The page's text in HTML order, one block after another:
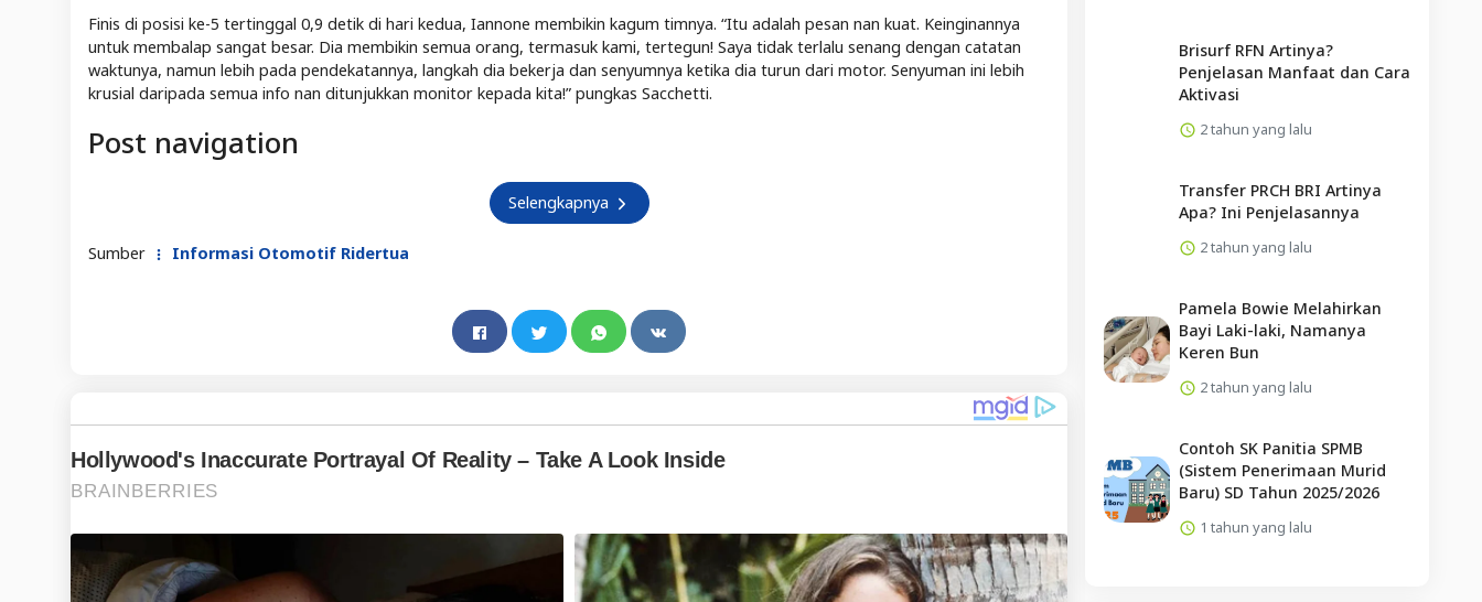
Finis di posisi ke-5 tertinggal 0,9 detik di hari kedua, Iannone membikin kagum timnya. “Itu adalah pesan nan kuat. Keinginannya
untuk membalap sangat besar. Dia membikin semua orang, termasuk kami, tertegun! Saya tidak terlalu senang dengan catatan
waktunya, namun lebih pada pendekatannya, langkah dia bekerja dan senyumnya ketika dia turun dari motor. Senyuman ini lebih
krusial daripada semua info nan ditunjukkan monitor kepada kita!” pungkas Sacchetti.
Post navigation
Selengkapnya
Sumber Informasi Otomotif Ridertua
Brisurf RFN Artinya?
Penjelasan Manfaat dan Cara
Aktivasi
2 tahun yang lalu
Transfer PRCH BRI Artinya
Apa? Ini Penjelasannya
2 tahun yang lalu
Pamela Bowie Melahirkan
Bayi Laki-laki, Namanya
Keren Bun
2 tahun yang lalu
Contoh SK Panitia SPMB
(Sistem Penerimaan Murid
Baru) SD Tahun 2025/2026
1 tahun yang lalu